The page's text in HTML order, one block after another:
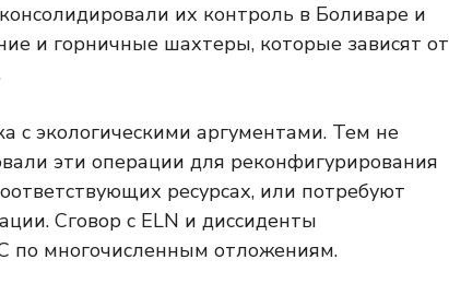
их контроль в Боливаре и
и горничные шахтеры, которые зависят от
с экологическими аргументами. Тем не
эти операции для реконфигурирования
ресурсах, или потребуют
Сговор с ELN и диссиденты
по многочисленным отложениям.